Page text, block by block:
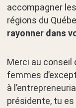
accompagner
régions du
rayonner dans
Merci au conseil
femmes
à
présidente, tu